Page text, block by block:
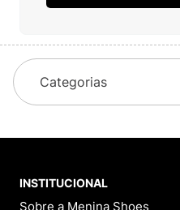
Categorias
INSTITUCIONAL
Sobre a Menina Shoes